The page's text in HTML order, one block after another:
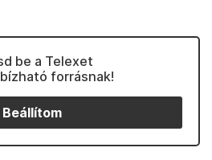
be a Telexet
forrásnak!
Beállítom